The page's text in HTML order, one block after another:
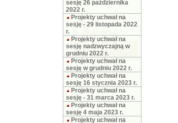
sesję 26 października
2022 r.
Projekty uchwał na
sesję - 29 listopada 2022
r.
Projekty uchwał na
sesję nadzwyczajną w
grudniu 2022 r.
Projekty uchwał na
sesję w grudniu 2022 r.
Projekty uchwał na
sesję 16 stycznia 2023 r.
Projekty uchwał na
sesję - 31 marca 2023 r.
Projekty uchwał na
sesję 4 maja 2023 r.
Projekty uchwał na